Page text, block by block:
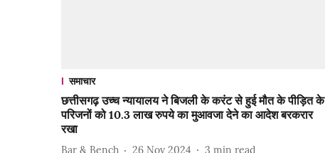
समाचार
छत्तीसगढ़ उच्च न्यायालय ने बिजली के करंट से हुई मौत के पीड़ित के
परिजनों को 10.3 लाख रुपये का मुआवजा देने का आदेश बरकरार
रखा
Bar & Bench 26 Nov 2024 3 min read